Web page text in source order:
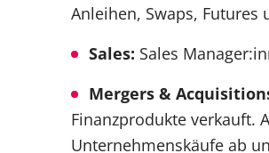
Anleihen, Swaps,
Sales: Sales
Mergers &
Finanzprodukte verkauft.
Unternehmenskäufe ab